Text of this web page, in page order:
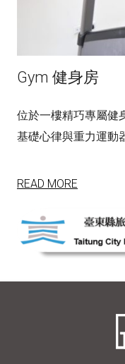
Gym 健身房
位於一樓精巧專屬健
基礎心律與重力運動
READ MORE